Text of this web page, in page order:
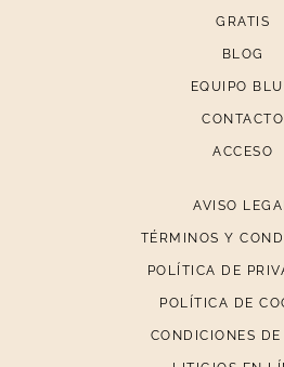
GRATIS
BLOG
EQUIPO
CONTACTO
ACCESO
AVISO
TÉRMINOS Y
POLÍTICA DE
POLÍTICA DE
CONDICIONES DE